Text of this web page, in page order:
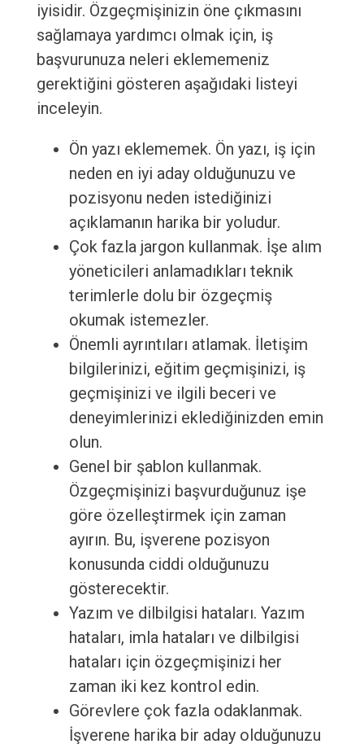
iyisidir. Özgeçmişinizin öne çıkmasını
sağlamaya yardımcı olmak için, iş
başvurunuza neleri eklememeniz
gerektiğini gösteren aşağıdaki listeyi
inceleyin.
Ön yazı eklememek. Ön yazı, iş için
neden en iyi aday olduğunuzu ve
pozisyonu neden istediğinizi
açıklamanın harika bir yoludur.
Çok fazla jargon kullanmak. İşe alım
yöneticileri anlamadıkları teknik
terimlerle dolu bir özgeçmiş
okumak istemezler.
Önemli ayrıntıları atlamak. İletişim
bilgilerinizi, eğitim geçmişinizi, iş
geçmişinizi ve ilgili beceri ve
deneyimlerinizi eklediğinizden emin
olun.
Genel bir şablon kullanmak.
Özgeçmişinizi başvurduğunuz işe
göre özelleştirmek için zaman
ayırın. Bu, işverene pozisyon
konusunda ciddi olduğunuzu
gösterecektir.
Yazım ve dilbilgisi hataları. Yazım
hataları, imla hataları ve dilbilgisi
hataları için özgeçmişinizi her
zaman iki kez kontrol edin.
Görevlere çok fazla odaklanmak.
İşverene harika bir aday olduğunuzu